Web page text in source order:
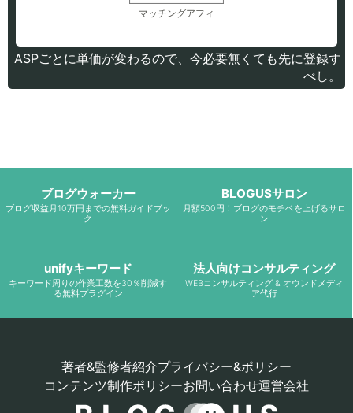
マッチングアフィ
ASPごとに単価が変わるので、今必要無くても先に登録す
べし。
ブログウォーカー
ブログ収益月10万円までの無料ガイドブッ
ク
BLOGUSサロン
月額500円！ブログのモチベを上げるサロ
ン
unifyキーワード
キーワード周りの作業工数を30％削減す
る無料プラグイン
法人向けコンサルティング
WEBコンサルティング & オウンドメディ
ア代行
著者&監修者紹介プライバシー&ポリシー
コンテンツ制作ポリシーお問い合わせ運営会社